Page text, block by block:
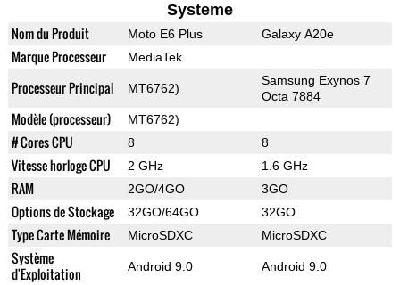
Systeme
Nom du Produit Moto E6 Plus Galaxy A20e
Marque Processeur MediaTek
Processeur Principal MT6762)
Samsung Exynos 7
Octa 7884
Modèle (processeur) MT6762)
# Cores CPU 8 8
Vitesse horloge CPU 2 GHz 1.6 GHz
RAM 2GO/4GO 3GO
Options de Stockage 32GO/64GO 32GO
Type Carte Mémoire MicroSDXC MicroSDXC
Système
d'Exploitation
Android 9.0 Android 9.0